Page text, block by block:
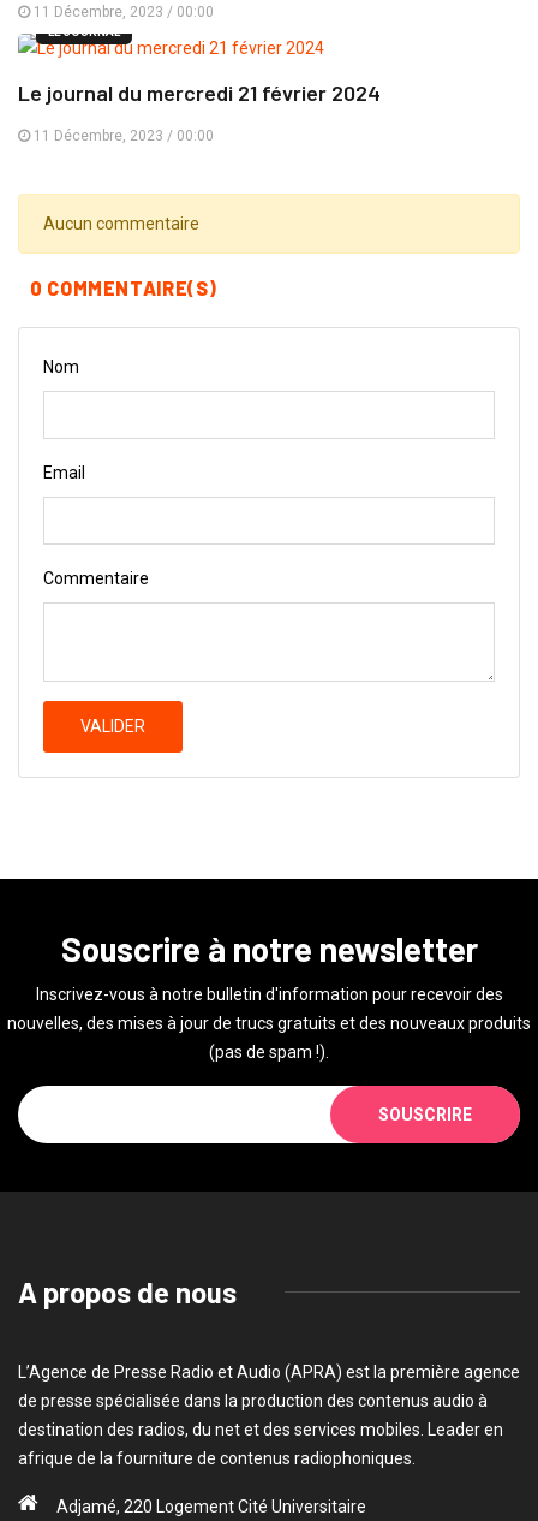
11 Décembre, 2023 / 00:00
LE JOURNAL
Le journal du mercredi 21 février 2024
11 Décembre, 2023 / 00:00
Aucun commentaire
0 COMMENTAIRE(S)
Nom
Email
Commentaire
VALIDER
Souscrire à notre newsletter
Inscrivez-vous à notre bulletin d'information pour recevoir des
nouvelles, des mises à jour de trucs gratuits et des nouveaux produits
(pas de spam !).
SOUSCRIRE
A propos de nous
L’Agence de Presse Radio et Audio (APRA) est la première agence
de presse spécialisée dans la production des contenus audio à
destination des radios, du net et des services mobiles. Leader en
afrique de la fourniture de contenus radiophoniques.
Adjamé, 220 Logement Cité Universitaire